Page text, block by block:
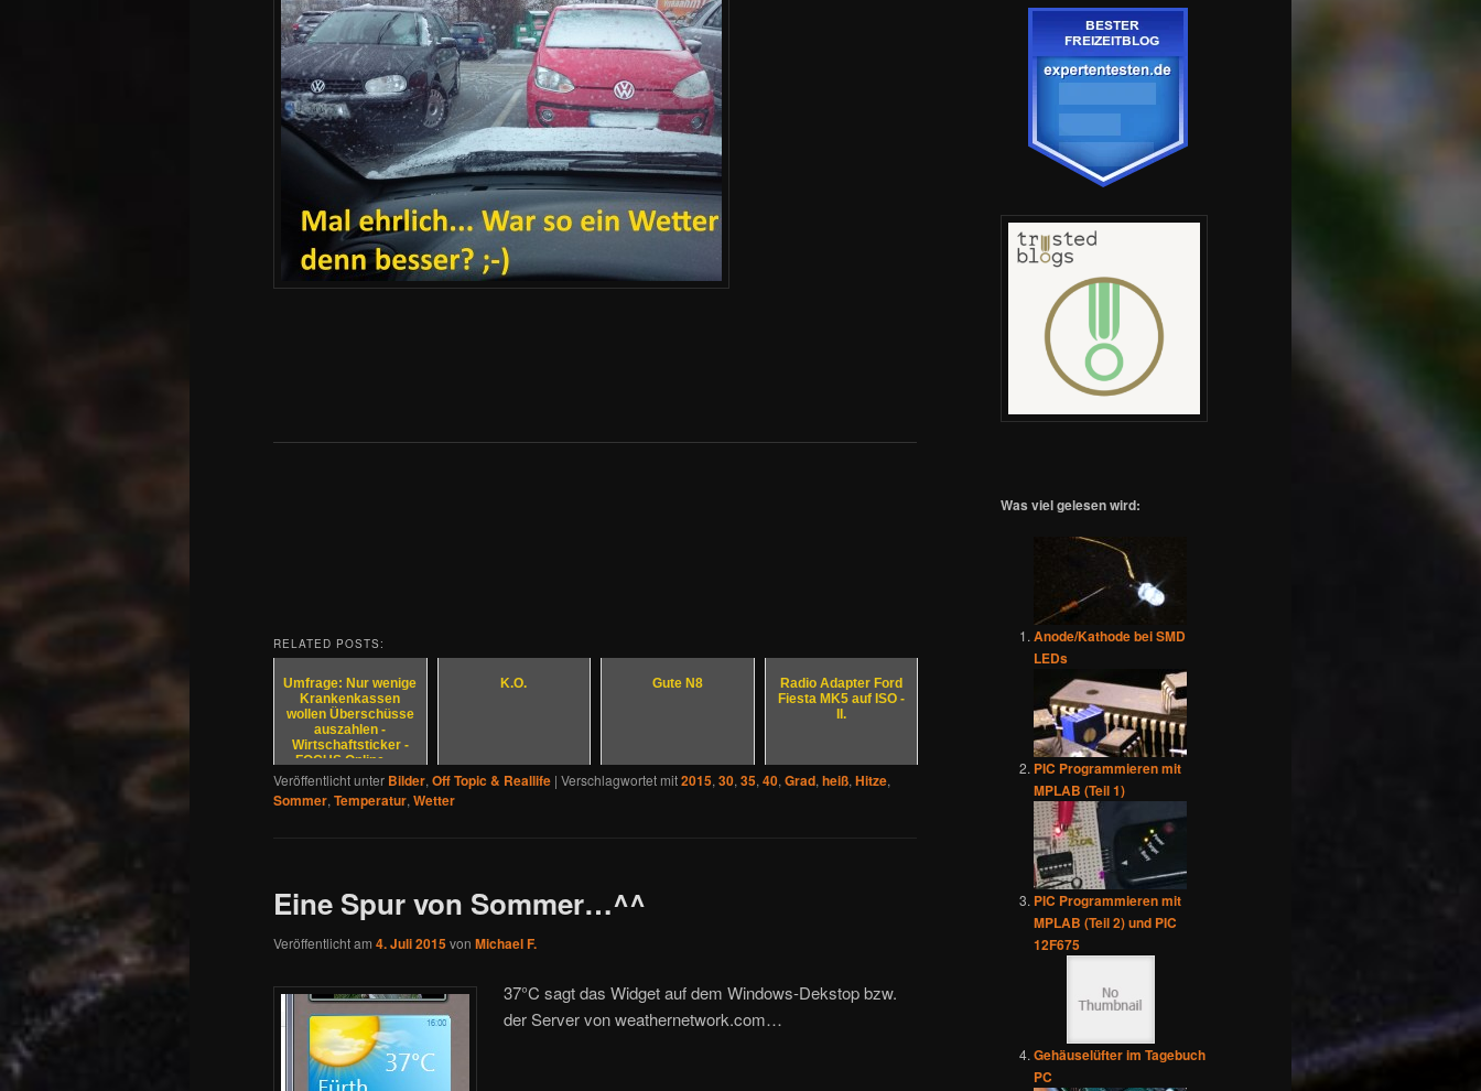
RELATED POSTS:
Umfrage: Nur wenige
Krankenkassen
wollen Überschüsse
auszahlen -
Wirtschaftsticker -
FOCUS Online - ...
K.O. Gute N8
Radio Adapter Ford
Fiesta MK5 auf ISO -
II.
Veröffentlicht unter Bilder,Off Topic & Reallife | Verschlagwortet mit2015,30,35,40,Grad,heiß,Hitze,
Sommer,Temperatur,Wetter
Eine Spur von Sommer…^^
Veröffentlicht am 4. Juli 2015von Michael F.
37°C sagt das Widget auf dem Windows-Dekstop bzw.
der Server von weathernetwork.com…
Was viel gelesen wird:
Anode/Kathode bei SMD
LEDs
PIC Programmieren mit
MPLAB (Teil 1)
PIC Programmieren mit
MPLAB (Teil 2) und PIC
12F675
Gehäuselüfter im Tagebuch
PC